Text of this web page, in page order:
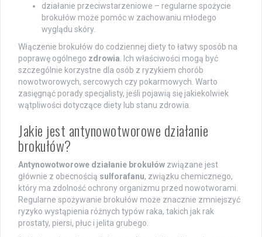
działanie przeciwstarzeniowe – regularne spożycie
brokułów może pomóc w zachowaniu młodego
wyglądu skóry.
Włączenie brokułów do codziennej diety to łatwy sposób na
poprawę ogólnego zdrowia . Ich właściwości mogą być
szczególnie korzystne dla osób z ryzykiem chorób
nowotworowych, sercowych czy pokarmowych. Warto
zasięgnąć porady specjalisty, jeśli pojawią się jakiekolwiek
wątpliwości dotyczące diety lub stanu zdrowia.
Jakie jest antynowotworowe działanie
brokułów?
Antynowotworowe działanie brokułów związane jest
głównie z obecnością sulforafanu, związku chemicznego,
który ma zdolność ochrony organizmu przed nowotworami.
Regularne spożywanie brokułów może znacznie zmniejszyć
ryzyko wystąpienia różnych typów raka, takich jak rak
prostaty, piersi, płuc i jelita grubego.